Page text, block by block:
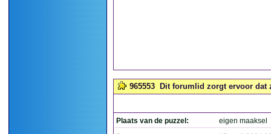
965553 Dit forumlid zorgt ervoor dat
Plaats van de puzzel:
eigen maaksel